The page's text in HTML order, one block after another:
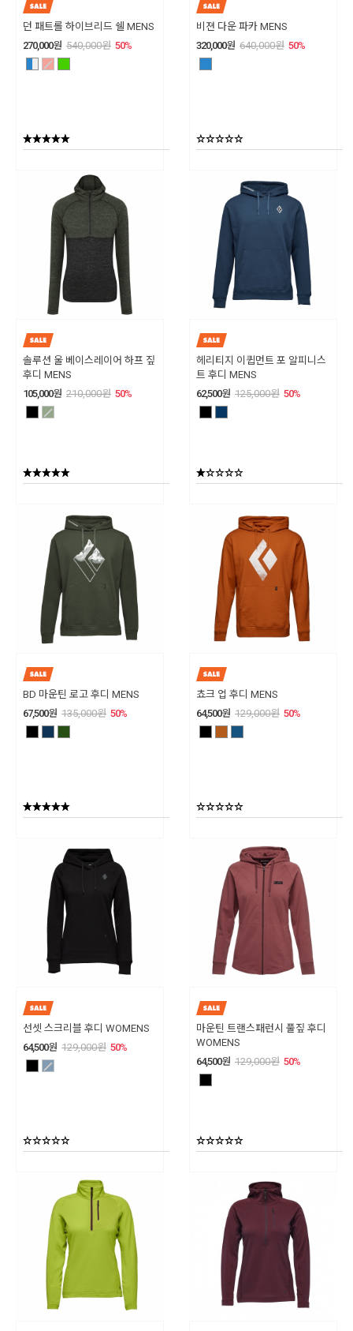
던 패트롤 하이브리드 쉘 MENS
270,000원 540,000원 50%
비젼 다운 파카 MENS
320,000원 640,000원 50%
솔루션 울 베이스레이어 하프 짚
후디 MENS
105,000원 210,000원 50%
헤리티지 이큅먼트 포 알피니스
트 후디 MENS
62,500원 125,000원 50%
BD 마운틴 로고 후디 MENS
67,500원 135,000원 50%
쵸크 업 후디 MENS
64,500원 129,000원 50%
선셋 스크리블 후디 WOMENS
64,500원 129,000원 50%
마운틴 트랜스패런시 풀짚 후디
WOMENS
64,500원 129,000원 50%